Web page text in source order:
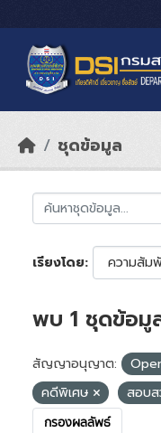
ชุดข้อมูล
เรียงโดย
พบ 1 ชุดข้อมู
สัญญาอนุญาต:
คดีพิเศษ
สอบ
กรองผลลัพธ์